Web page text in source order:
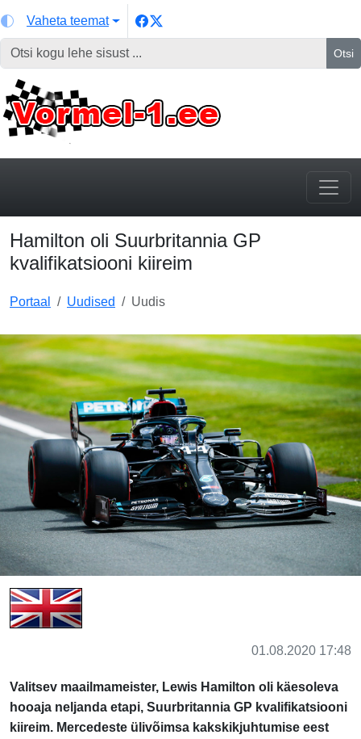
Vaheta teemat
Otsi
Hamilton oli Suurbritannia GP
kvalifikatsiooni kiireim
Portaal Uudised Uudis
01.08.2020 17:48
Valitsev maailmameister, Lewis Hamilton oli käesoleva
hooaja neljanda etapi, Suurbritannia GP kvalifikatsiooni
kiireim. Mercedeste ülivõimsa kakskikjuhtumise eest